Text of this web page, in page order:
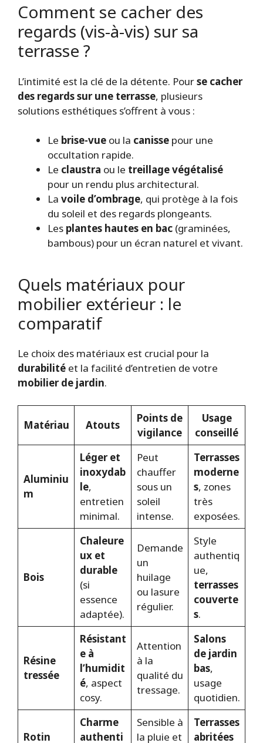
Comment se cacher des
regards (vis-à-vis) sur sa
terrasse ?
L’intimité est la clé de la détente. Pourse cacher
des regards sur une terrasse, plusieurs
solutions esthétiques s’offrent à vous :
Le brise-vue ou la canisse pour une
occultation rapide.
Le claustra ou le treillage végétalisé
pour un rendu plus architectural.
La voile d’ombrage, qui protège à la fois
du soleil et des regards plongeants.
Les plantes hautes en bac (graminées,
bambous) pour un écran naturel et vivant.
Quels matériaux pour
mobilier extérieur : le
comparatif
Le choix des matériaux est crucial pour la
durabilité et la facilité d’entretien de votre
mobilier de jardin.
Matériau Atouts
Points de
vigilance
Usage
conseillé
Aluminiu
m
Léger et
inoxydab
le,
entretien
minimal.
Peut
chauffer
sous un
soleil
intense.
Terrasses
moderne
s, zones
très
exposées.
Bois
Chaleure
ux et
durable
(si
essence
adaptée).
Demande
un
huilage
ou lasure
régulier.
Style
authentiq
ue,
terrasses
couverte
s.
Résine
tressée
Résistant
e à
l’humidit
é, aspect
cosy.
Attention
à la
qualité du
tressage.
Salons
de jardin
bas,
usage
quotidien.
Rotin
Charme
authenti
Sensible à
la pluie et
Terrasses
abritées